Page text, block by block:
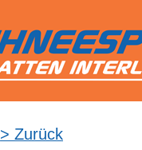
> Zurück